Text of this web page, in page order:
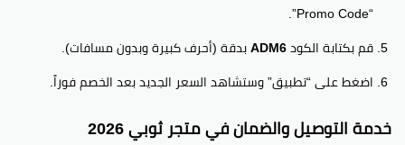
“Promo Code”.
قم بكتابة الكودADM6بدقة (أحرف كبيرة وبدون مسافات).
اضغط على “تطبيق” وستشاهد السعر الجديد بعد الخصم فوراً.
خدمة التوصيل والضمان في متجر ثوبي 2026